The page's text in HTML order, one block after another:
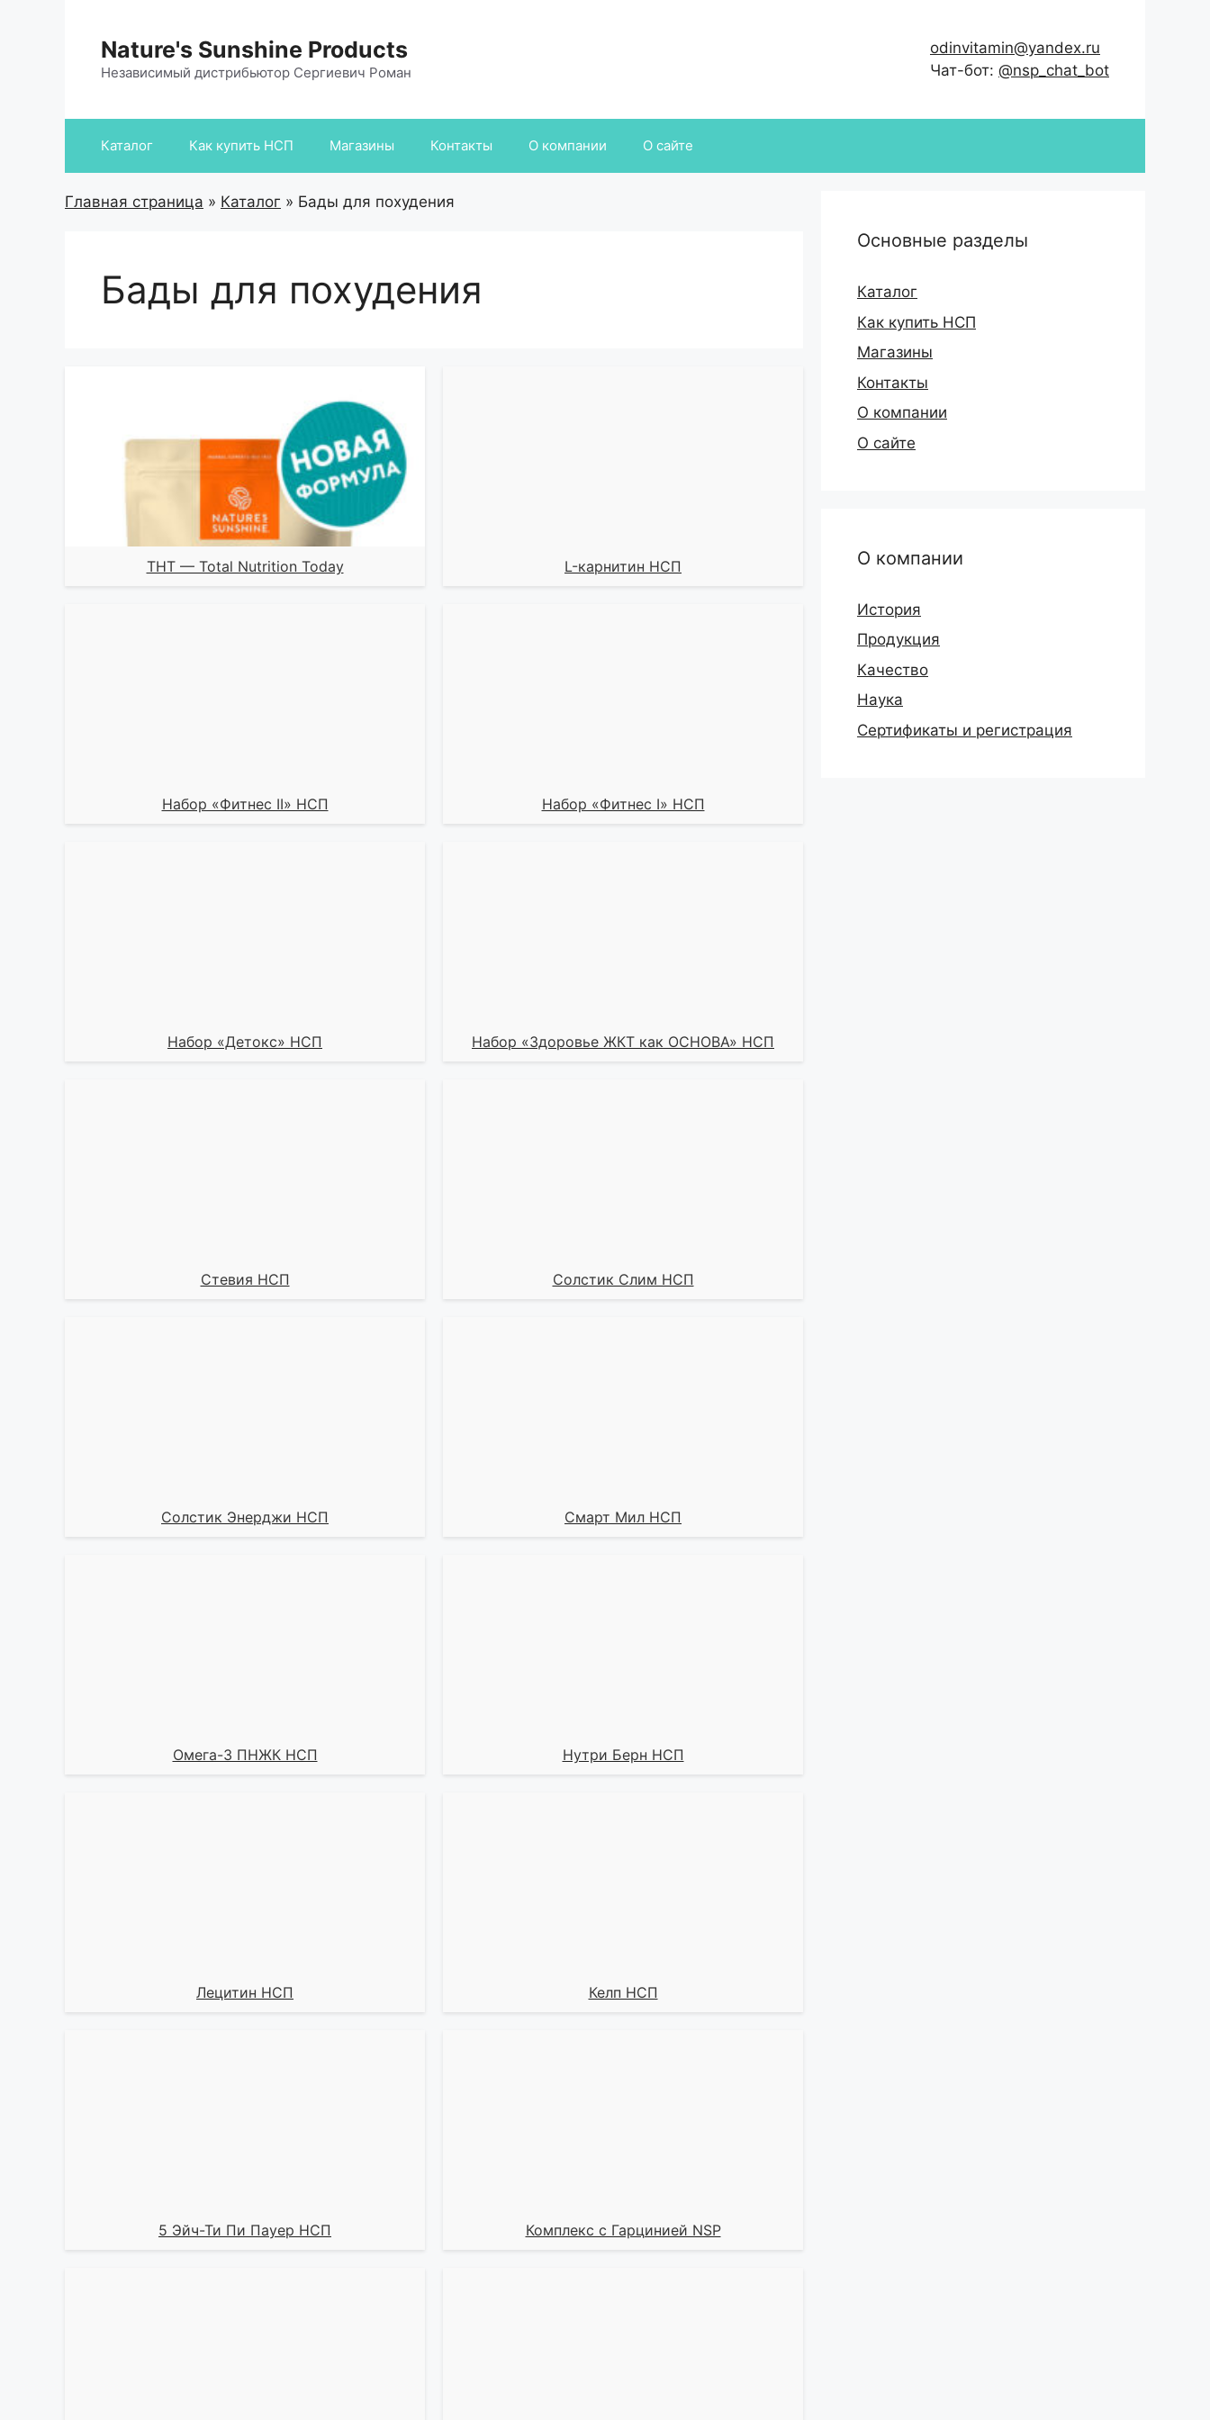
содержимомуNature's Sunshine Products
Независимый дистрибьютор Сергиевич Роман
odinvitamin@yandex.ru
Чат-бот: @nsp_chat_bot
Каталог Как купить НСП Магазины Контакты О компании О сайте
Главная страница » Каталог » Бады для похудения
Бады для похудения
ТНТ — Total Nutrition Today L-карнитин НСП
Набор «Фитнес II» НСП Набор «Фитнес I» НСП
Набор «Детокс» НСП Набор «Здоровье ЖКТ как ОСНОВА» НСП
Стевия НСП Солстик Слим НСП
Солстик Энерджи НСП Смарт Мил НСП
Омега-3 ПНЖК НСП Нутри Берн НСП
Лецитин НСП Келп НСП
5 Эйч-Ти Пи Пауер НСП Комплекс с Гарцинией NSP
Основные разделы
Каталог
Как купить НСП
Магазины
Контакты
О компании
О сайте
О компании
История
Продукция
Качество
Наука
Сертификаты и регистрация